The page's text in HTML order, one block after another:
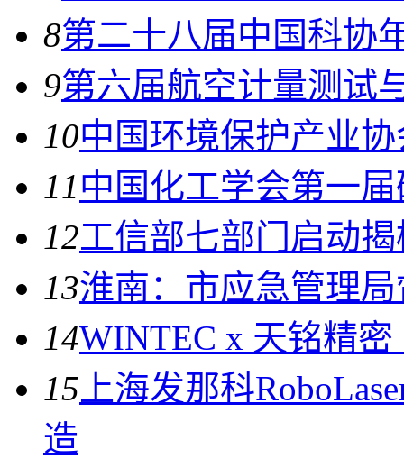
8第二十八届中国科协
9第六届航空计量测试
10中国环境保护产业
11中国化工学会第一
12工信部七部门启动
13淮南：市应急管理
14WINTEC x 天铭精
15 上海发那科
造